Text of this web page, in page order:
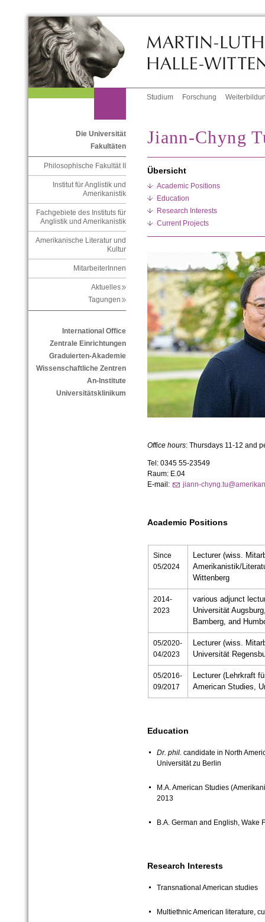
Studium Forschung
Die Universität
Fakultäten
Philosophische Fakultät II
Institut für Anglistik und
Amerikanistik
Fachgebiete des Instituts für
Anglistik und Amerikanistik
Amerikanische Literatur und
Kultur
MitarbeiterInnen
Aktuelles
Tagungen
International Office
Zentrale Einrichtungen
Graduierten-Akademie
Wissenschaftliche Zentren
An-Institute
Universitätsklinikum
Jiann-Chyng
Übersicht
Academic Positions
Education
Research Interests
Current Projects
Office hours: Thursdays 11-12 and
Tel: 0345 55-23549
Raum: E.04
E-mail:
jiann-
Academic Positions
Since
05/2024
Lecturer (wiss.
Amerikanistik/
Wittenberg
2014-
2023
various adjunct
Universität
Bamberg, and
05/2020-
04/2023
Lecturer (wiss.
Universität
05/2016-
09/2017
Lecturer (Lehrkraft
American Studies,
Education
Dr. phil. candidate in North
Universität zu Berlin
M.A. American Studies
2013
B.A. German and English, Wake
Research Interests
Transnational American studies
Multiethnic American literature,